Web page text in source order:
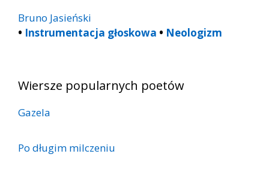
Bruno Jasieński
• Instrumentacja głoskowa • Neologizm
Wiersze popularnych poetów
Gazela
Po długim milczeniu